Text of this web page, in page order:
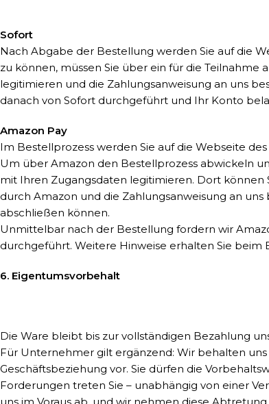
Sofort
Nach Abgabe der Bestellung werden Sie auf die
zu können, müssen Sie über ein für die
legitimieren und die Zahlungsanweisung an uns
danach von Sofort durchgeführt und Ihr Konto
Amazon Pay
Im Bestellprozess werden Sie auf die Webseite
Um über Amazon den Bestellprozess abwickeln
mit Ihren Zugangsdaten legitimieren. Dort
durch Amazon und die Zahlungsanweisung an
abschließen können.
Unmittelbar nach der Bestellung fordern wir
durchgeführt. Weitere Hinweise erhalten Sie beim
6. Eigentumsvorbehalt
Die Ware bleibt bis zur vollständigen Bezahlung
Für Unternehmer gilt ergänzend: Wir behalten
Geschäftsbeziehung vor. Sie dürfen die
Forderungen treten Sie – unabhängig von einer